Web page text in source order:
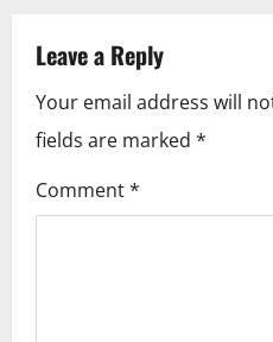
a
v
i
g
Leave a Reply
Your email address will
fields are marked *
Comment*